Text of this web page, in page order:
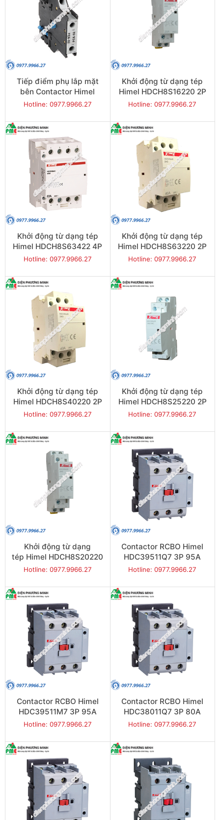
Tiếp điểm phụ lắp mặt
bên Contactor Himel
HFC611 1NO + 1NC
Hotline: 0977.9966.27
Khởi động từ dạng tép
Himel HDCH8S16220 2P
16A 2NO
Hotline: 0977.9966.27
Khởi động từ dạng tép
Himel HDCH8S63422 4P
63A 2NO
Hotline: 0977.9966.27
Khởi động từ dạng tép
Himel HDCH8S63220 2P
63A 2NO
Hotline: 0977.9966.27
Khởi động từ dạng tép
Himel HDCH8S40220 2P
40A 2NO
Hotline: 0977.9966.27
Khởi động từ dạng tép
Himel HDCH8S25220 2P
25A 2NO
Hotline: 0977.9966.27
Khởi động từ dạng
tép Himel HDCH8S20220
2P 20A 2NO
Hotline: 0977.9966.27
Contactor RCBO Himel
HDC39511Q7 3P 95A
45kW
Hotline: 0977.9966.27
Contactor RCBO Himel
HDC39511M7 3P 95A
45kW
Hotline: 0977.9966.27
Contactor RCBO Himel
HDC38011Q7 3P 80A
37kW
Hotline: 0977.9966.27